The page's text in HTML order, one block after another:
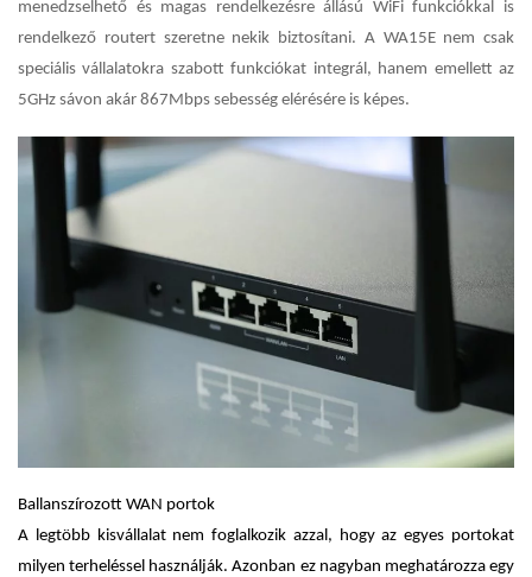
menedzselhető és magas rendelkezésre állású WiFi funkciókkal is
rendelkező routert szeretne nekik biztosítani. A WA15E nem csak
speciális vállalatokra szabott funkciókat integrál, hanem emellett az
5GHz sávon akár 867Mbps sebesség elérésére is képes.
Ballanszírozott WAN portok
A legtöbb kisvállalat nem foglalkozik azzal, hogy az egyes portokat
milyen terheléssel használják. Azonban ez nagyban meghatározza egy